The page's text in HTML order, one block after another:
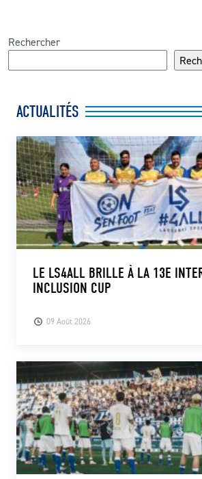
Rechercher
ACTUALITÉS
09 Août 2026
LE LS4ALL BRILLE À LA 13E
INCLUSION CUP